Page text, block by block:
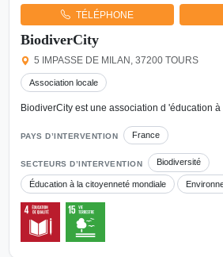
TÉLÉPHONE
BiodiverCity
5 IMPASSE DE MILAN, 37200 TOURS
Association locale
BiodiverCity est une association d 'éducation à
PAYS D’INTERVENTION France
SECTEURS D’INTERVENTION Biodiversité
Éducation à la citoyenneté mondiale